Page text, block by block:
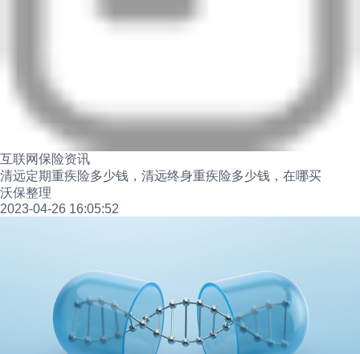
互联网保险资讯
清远定期重疾险多少钱，清远终身重疾险多少钱，在哪买
沃保整理
2023-04-26 16:05:52